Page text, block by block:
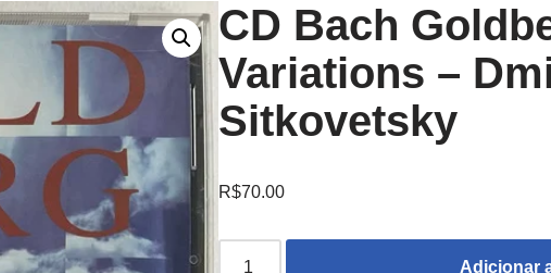
CD Bach
Variations –
Sitkovetsky
R$70.00
Adicionar